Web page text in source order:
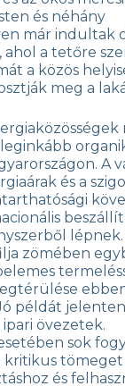
és néhány
már indultak
a tetőre
a közös
meg a
A
és a
zömében
példát
övezetek.
sok
kritikus
és